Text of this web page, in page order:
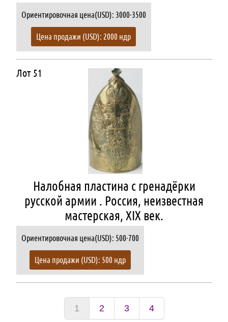
Ориентировочная цена(USD): 3000-3500
Цена продажи (USD): 2000 ндр
Лот 51
Налобная пластина с гренадёрки
русской армии . Россия, неизвестная
мастерская, XIХ век.
Ориентировочная цена(USD): 500-700
Цена продажи (USD): 500 ндр
1 2 3 4